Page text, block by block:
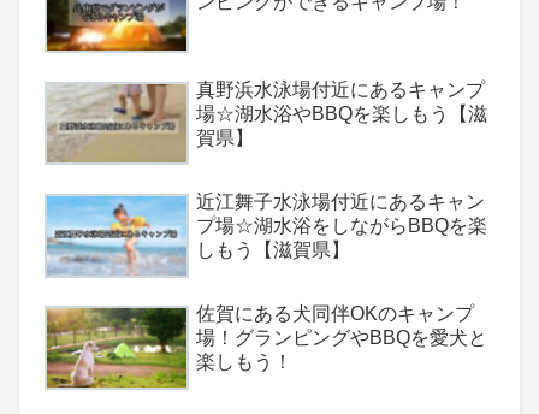
真野浜水泳場付近にあるキャンプ
場☆湖水浴やBBQを楽しもう【滋
賀県】
近江舞子水泳場付近にあるキャン
プ場☆湖水浴をしながらBBQを楽
しもう【滋賀県】
佐賀にある犬同伴OKのキャンプ
場！グランピングやBBQを愛犬と
楽しもう！